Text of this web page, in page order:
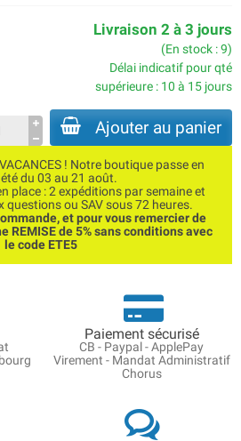
Livraison 2 à 3 jours
(En stock : 9)
Délai indicatif pour qté
supérieure : 10 à 15 jours
Ajouter au panier
! Notre boutique passe en
du 03 au 21 août.
place : 2 expéditions par semaine et
questions ou SAV sous 72 heures.
et pour vous remercier de
REMISE de 5% sans conditions avec
le code ETE5
Paiement sécurisé
CB - Paypal - ApplePay
Virement - Mandat Administratif
Chorus